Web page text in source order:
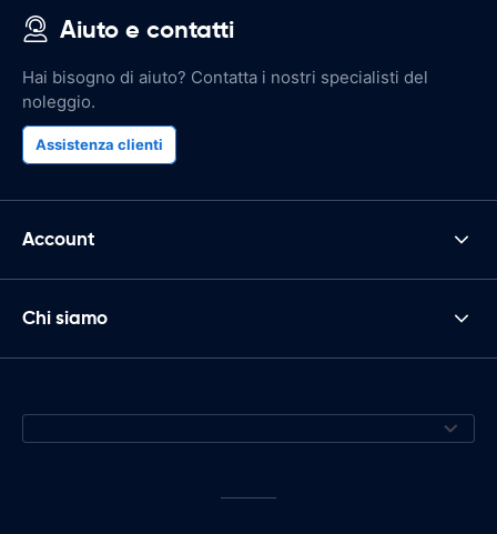
Aiuto e contatti
Hai bisogno di aiuto? Contatta i nostri specialisti del
noleggio.
Assistenza clienti
Account
Chi siamo